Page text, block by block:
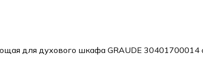
для духового шкафа GRAUDE 30401700014